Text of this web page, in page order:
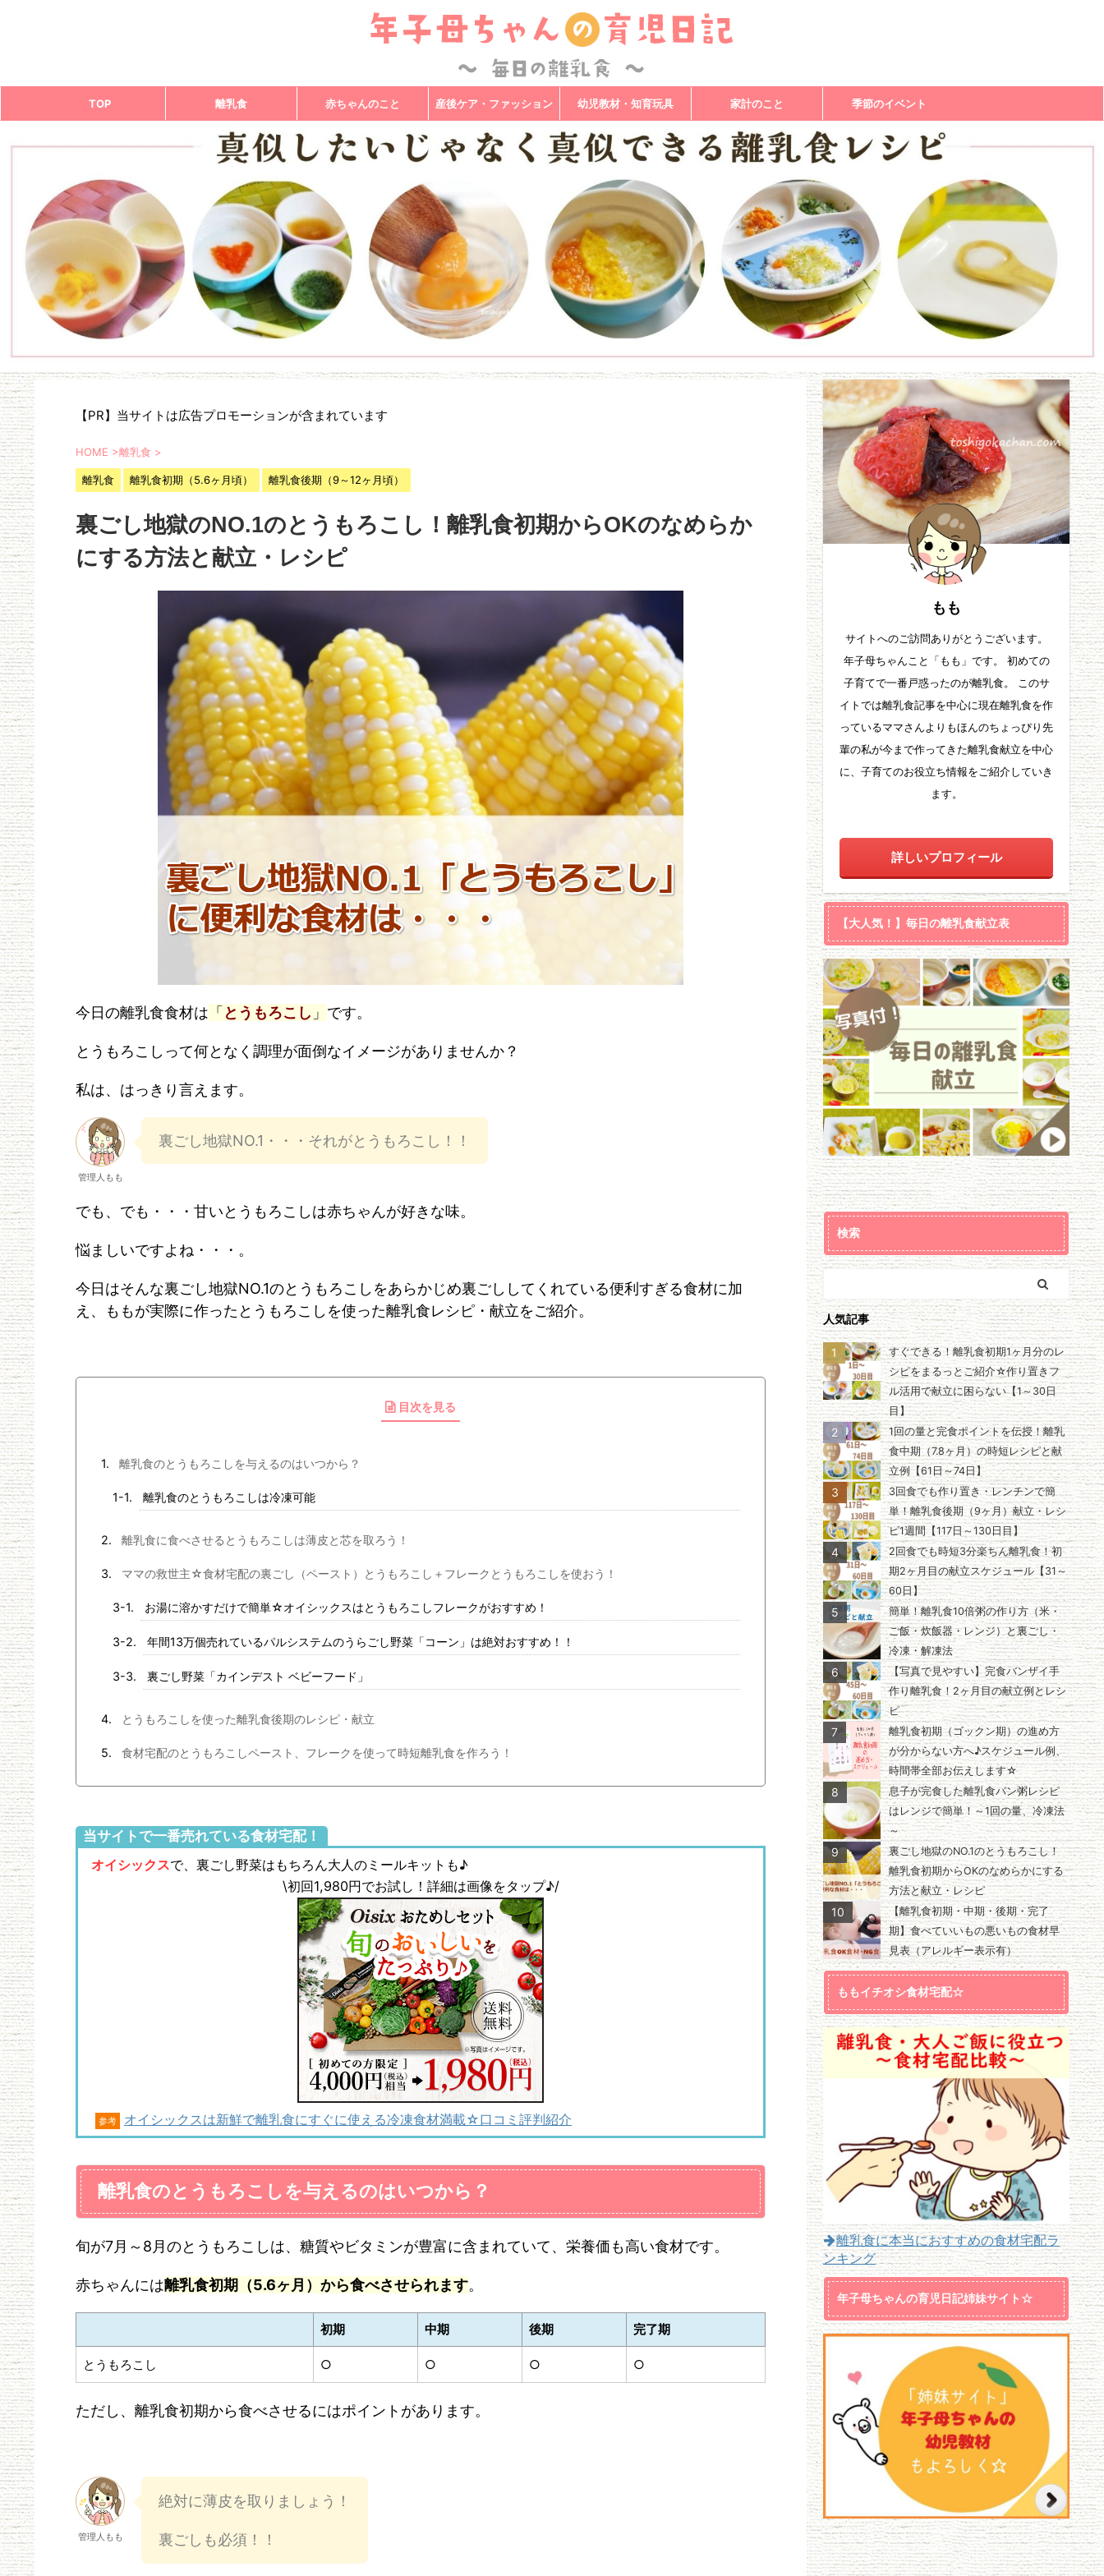
TOP 離乳食 赤ちゃんのこと 産後ケア・ファッション 幼児教材・知育玩具 家計のこと 季節のイベント
【PR】当サイトは広告プロモーションが含まれています
HOME >離乳食 >
離乳食 離乳食初期（5.6ヶ月頃） 離乳食後期（9～12ヶ月頃）
裏ごし地獄のNO.1のとうもろこし！離乳食初期からOKのなめらか
にする方法と献立・レシピ
今日の離乳食食材は 「 とうもろこし 」 です。
とうもろこしって何となく調理が面倒なイメージがありませんか？
私は、はっきり言えます。
管理人もも
裏ごし地獄NO.1・・・それがとうもろこし！！
でも、でも・・・甘いとうもろこしは赤ちゃんが好きな味。
悩ましいですよね・・・。
今日はそんな裏ごし地獄NO.1のとうもろこしをあらかじめ裏ごししてくれている便利すぎる食材に加
え、ももが実際に作ったとうもろこしを使った離乳食レシピ・献立をご紹介。
目次を見る
離乳食のとうもろこしを与えるのはいつから？
離乳食のとうもろこしは冷凍可能
離乳食に食べさせるとうもろこしは薄皮と芯を取ろう！
ママの救世主☆食材宅配の裏ごし（ペースト）とうもろこし＋フレークとうもろこしを使おう！
お湯に溶かすだけで簡単☆オイシックスはとうもろこしフレークがおすすめ！
年間13万個売れているパルシステムのうらごし野菜「コーン」は絶対おすすめ！！
裏ごし野菜「カインデスト ベビーフード」
とうもろこしを使った離乳食後期のレシピ・献立
食材宅配のとうもろこしペースト、フレークを使って時短離乳食を作ろう！
当サイトで一番売れている食材宅配！
オイシックスで、裏ごし野菜はもちろん大人のミールキットも♪
\初回1,980円でお試し！詳細は画像をタップ♪/
参考 オイシックスは新鮮で離乳食にすぐに使える冷凍食材満載☆口コミ評判紹介
離乳食のとうもろこしを与えるのはいつから？
旬が7月～8月のとうもろこしは、糖質やビタミンが豊富に含まれていて、栄養価も高い食材です。
赤ちゃんには離乳食初期（5.6ヶ月）から食べさせられます。
初期 中期 後期 完了期
とうもろこし ○ ○ ○ ○
ただし、離乳食初期から食べさせるにはポイントがあります。
管理人もも
絶対に薄皮を取りましょう！
裏ごしも必須！！
もも
サイトへのご訪問ありがとうございます。
年子母ちゃんこと「もも」です。 初めての
子育てで一番戸惑ったのが離乳食。 このサ
イトでは離乳食記事を中心に現在離乳食を作
っているママさんよりもほんのちょっぴり先
輩の私が今まで作ってきた離乳食献立を中心
に、子育てのお役立ち情報をご紹介していき
ます。
詳しいプロフィール
【大人気！】毎日の離乳食献立表
検索
人気記事
1
すぐできる！離乳食初期1ヶ月分のレ
シピをまるっとご紹介☆作り置きフ
ル活用で献立に困らない【1～30日
目】
2
1回の量と完食ポイントを伝授！離乳
食中期（7.8ヶ月）の時短レシピと献
立例【61日～74日】
3
3回食でも作り置き・レンチンで簡
単！離乳食後期（9ヶ月）献立・レシ
ピ1週間【117日～130日目】
4
2回食でも時短3分楽ちん離乳食！初
期2ヶ月目の献立スケジュール【31～
60日】
5
簡単！離乳食10倍粥の作り方（米・
ご飯・炊飯器・レンジ）と裏ごし・
冷凍・解凍法
6
【写真で見やすい】完食バンザイ手
作り離乳食！2ヶ月目の献立例とレシ
ピ
7
離乳食初期（ゴックン期）の進め方
が分からない方へ♪スケジュール例、
時間帯全部お伝えします☆
8
息子が完食した離乳食パン粥レシピ
はレンジで簡単！～1回の量、冷凍法
～
9
裏ごし地獄のNO.1のとうもろこし！
離乳食初期からOKのなめらかにする
方法と献立・レシピ
10
【離乳食初期・中期・後期・完了
期】食べていいもの悪いもの食材早
見表（アレルギー表示有）
ももイチオシ食材宅配☆
離乳食に本当におすすめの食材宅配ラ
ンキング
年子母ちゃんの育児日記姉妹サイト☆